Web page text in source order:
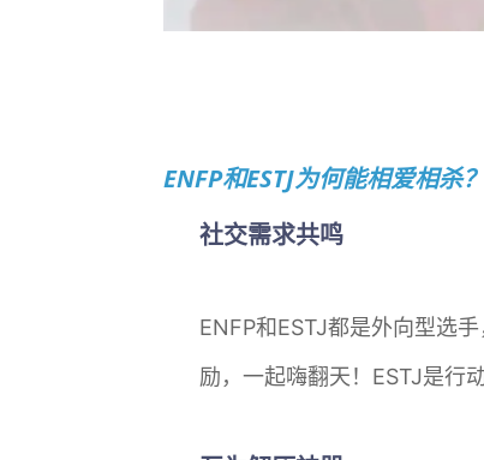
ENFP和ESTJ为何能相爱相杀？
社交需求共鸣
ENFP和ESTJ都是外向型选
励，一起嗨翻天！ESTJ是行